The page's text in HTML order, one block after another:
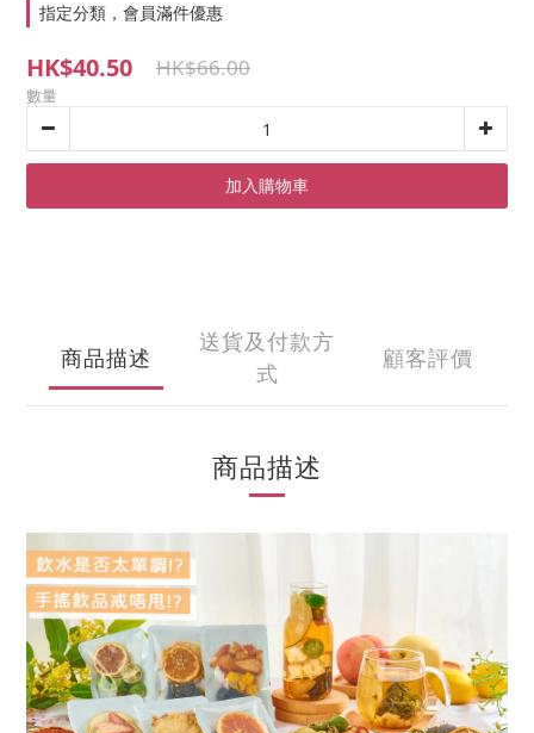
指定分類，會員滿件優惠
HK$40.50 HK$66.00
數量
加入購物車
商品描述
送貨及付款方
式
顧客評價
商品描述